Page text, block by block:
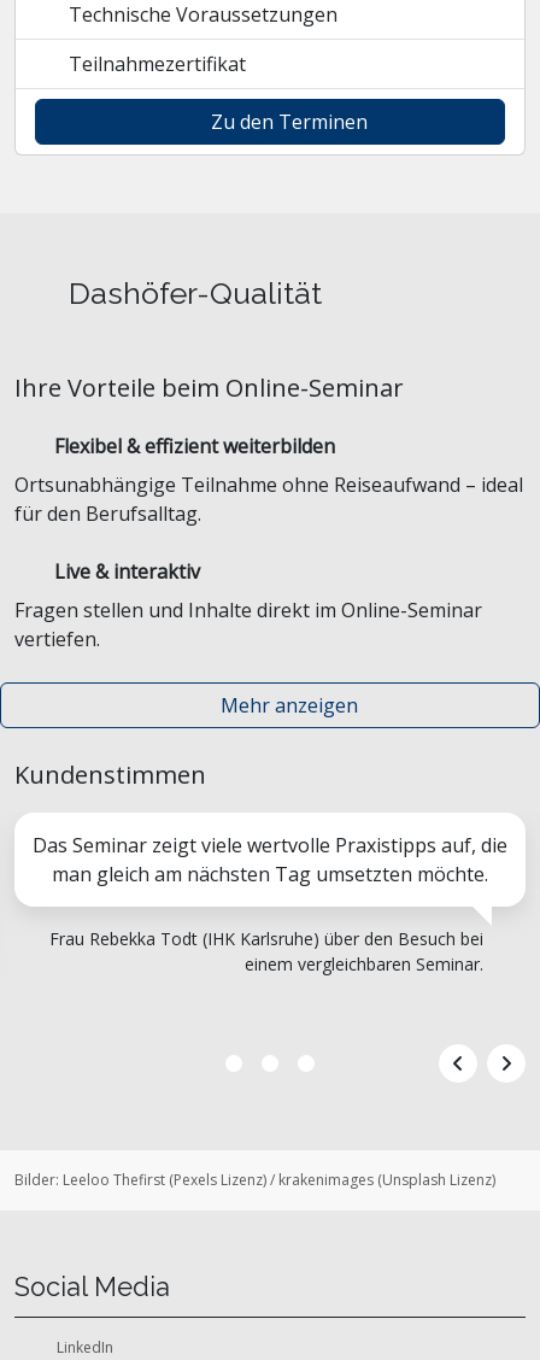
Technische Voraussetzungen
Teilnahmezertifikat
Zu den Terminen
Dashöfer-Qualität
Ihre Vorteile beim Online-Seminar
Flexibel & effizient weiterbilden
Ortsunabhängige Teilnahme ohne Reiseaufwand – ideal
für den Berufsalltag.
Live & interaktiv
Fragen stellen und Inhalte direkt im Online-Seminar
vertiefen.
Mehr anzeigen
Kundenstimmen
Das Seminar zeigt viele wertvolle Praxistipps auf, die
man gleich am nächsten Tag umsetzten möchte.
Frau Rebekka Todt (IHK Karlsruhe) über den Besuch bei
einem vergleichbaren Seminar.
Bilder: Leeloo Thefirst (Pexels Lizenz)/ krakenimages (Unsplash Lizenz)
Social Media
LinkedIn